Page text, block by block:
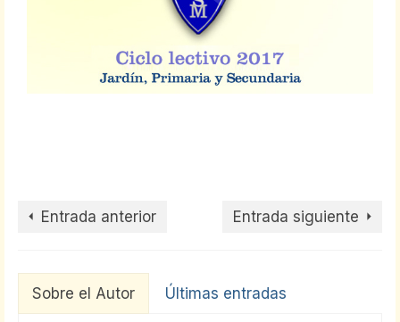
Entrada anterior Entrada siguiente
Sobre el Autor Últimas entradas